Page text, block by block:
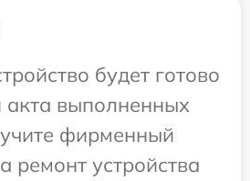
будет готово
акта выполненных
фирменный
ремонт устройства